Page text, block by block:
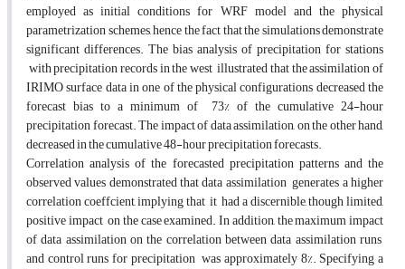
employed as initial conditions for WRF model and the physical
parametrization schemes, hence the fact that the simulations demonstrate
significant differences. The bias analysis of precipitation for stations
with precipitation records in the west illustrated that the assimilation of
IRIMO surface data in one of the physical configurations decreased the
forecast bias to a minimum of 73% of the cumulative 24-hour
precipitation forecast. The impact of data assimilation, on the other hand,
decreased in the cumulative 48-hour precipitation forecasts.
Correlation analysis of the forecasted precipitation patterns and the
observed values demonstrated that data assimilation generates a higher
correlation coeffcient, implying that it had a discernible, though limited,
positive impact on the case examined. In addition, the maximum impact
of data assimilation on the correlation between data assimilation runs
and control runs for precipitation was approximately 8%. Specifying a